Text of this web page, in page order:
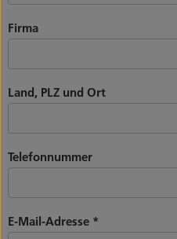
Firma
Land, PLZ und Ort
Telefonnummer
E-Mail-Adresse *